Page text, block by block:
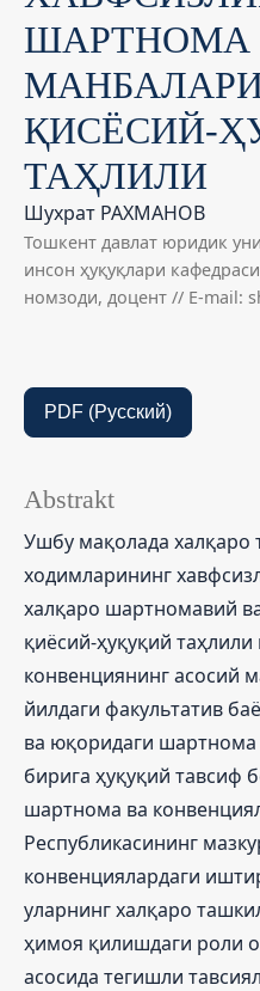
ШАРТНОМА
ҚИСЁСИЙ-
ТАҲЛИЛИ
Шухрат РАХМАНОВ
Тошкент давлат юридик
инсон ҳуқуқлари
номзоди, доцент // E-mail:
PDF (Русский)
Abstrakt
Ушбу мақолада халқаро
ходимларининг
халқаро шартномавий
қиёсий-ҳуқуқий
конвенциянинг асосий
йилдаги факультатив
ва юқоридаги
бирига ҳуқуқий тавсиф
шартнома ва
Республикасининг
конвенциялардаги
уларнинг халқаро
ҳимоя қилишдаги роли
асосида тегишли